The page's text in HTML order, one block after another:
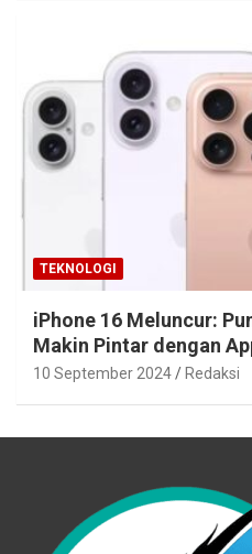
TEKNOLOGI
iPhone 16 Meluncur:
Makin Pintar dengan
10 September 2024 Redaksi